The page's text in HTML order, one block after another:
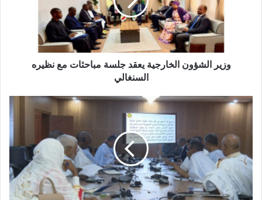
وزير الشؤون الخارجية يعقد جلسة مباحثات مع نظيره
السنغالي